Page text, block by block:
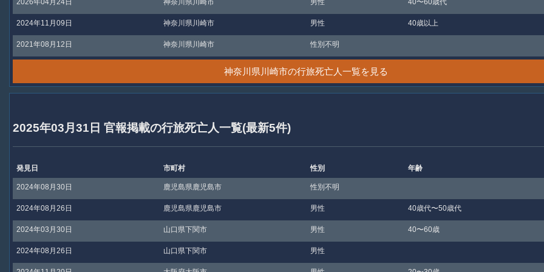
2026年04月24日 神奈川県川崎市 男性 40〜60歳代
2024年11月09日 神奈川県川崎市 男性 40歳以上
2021年08月12日 神奈川県川崎市 性別不明
神奈川県川崎市の行旅死亡人一覧を見る
2025年03月31日 官報掲載の行旅死亡人一覧(最新5件)
発見日 市町村 性別 年齢
2024年08月30日 鹿児島県鹿児島市 性別不明
2024年08月26日 鹿児島県鹿児島市 男性 40歳代〜50歳代
2024年03月30日 山口県下関市 男性 40〜60歳
2024年08月26日 山口県下関市 男性